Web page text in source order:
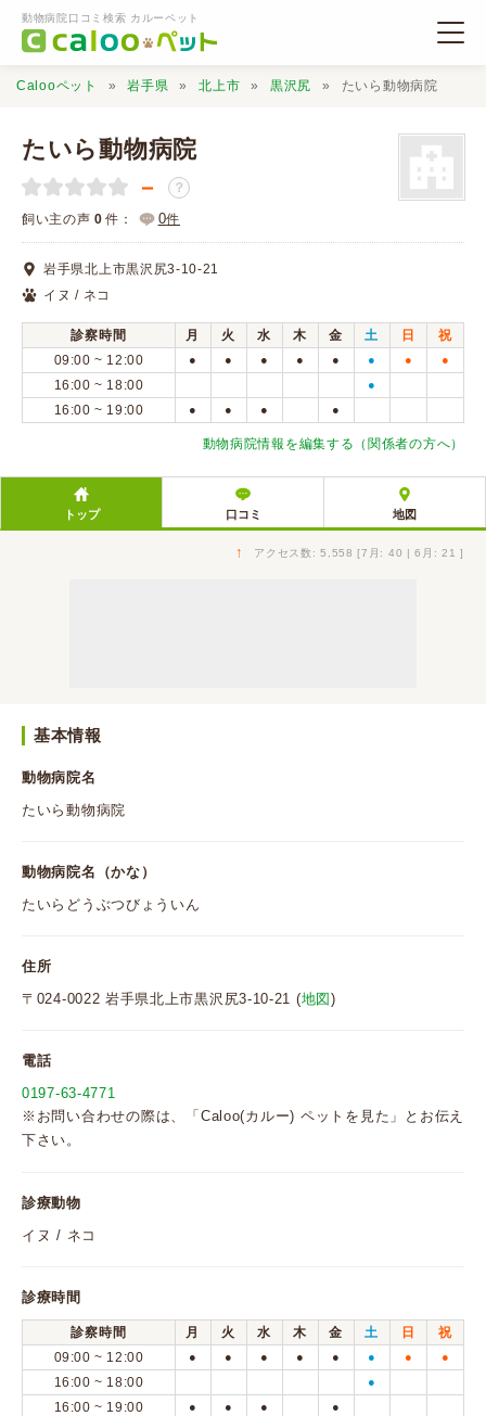
動物病院口コミ検索 カルーペット
動物病院検索
口コミ検索
Calooペットとは？
口コミ投稿
Calooペット 岩手県 北上市 黒沢尻 たいら動物病院
たいら動物病院
－ ？
飼い主の声 0 件： 0件
岩手県北上市黒沢尻3-10-21
イヌ / ネコ
診察時間 月 火 水 木 金 土 日
祝
09:00 ~ 12:00
● ● ● ● ● ● ● ●
16:00 ~ 18:00 ●
16:00 ~ 19:00 ● ● ● ●
動物病院情報を編集する（関係者の方へ）
トップ 口コミ 地図
↑ アクセス数: 5,558 [7月: 40 | 6月: 21 ]
基本情報
動物病院名
たいら動物病院
動物病院名（かな）
たいらどうぶつびょういん
住所
〒024-0022 岩手県北上市黒沢尻3-10-21 (地図)
電話
0197-63-4771
※お問い合わせの際は、「Caloo(カルー) ペットを見た」とお伝え
下さい。
診療動物
イヌ / ネコ
診療時間
診察時間 月 火 水 木 金 土 日
祝
09:00 ~ 12:00
● ● ● ● ● ● ● ●
16:00 ~ 18:00 ●
16:00 ~ 19:00 ● ● ● ●